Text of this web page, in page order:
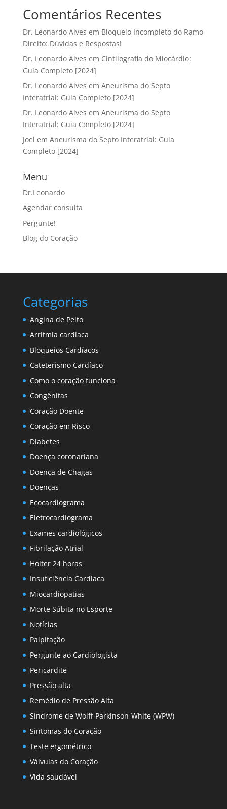
Comentários Recentes
Dr. Leonardo Alves em Bloqueio Incompleto do Ramo
Direito: Dúvidas e Respostas!
Dr. Leonardo Alves em Cintilografia do Miocárdio:
Guia Completo [2024]
Dr. Leonardo Alves em Aneurisma do Septo
Interatrial: Guia Completo [2024]
Dr. Leonardo Alves em Aneurisma do Septo
Interatrial: Guia Completo [2024]
Joel em Aneurisma do Septo Interatrial: Guia
Completo [2024]
Menu
Dr.Leonardo
Agendar consulta
Pergunte!
Blog do Coração
Categorias
Angina de Peito
Arritmia cardíaca
Bloqueios Cardíacos
Cateterismo Cardíaco
Como o coração funciona
Congênitas
Coração Doente
Coração em Risco
Diabetes
Doença coronariana
Doença de Chagas
Doenças
Ecocardiograma
Eletrocardiograma
Exames cardiológicos
Fibrilação Atrial
Holter 24 horas
Insuficiência Cardíaca
Miocardiopatias
Morte Súbita no Esporte
Notícias
Palpitação
Pergunte ao Cardiologista
Pericardite
Pressão alta
Remédio de Pressão Alta
Síndrome de Wolff-Parkinson-White (WPW)
Sintomas do Coração
Teste ergométrico
Válvulas do Coração
Vida saudável